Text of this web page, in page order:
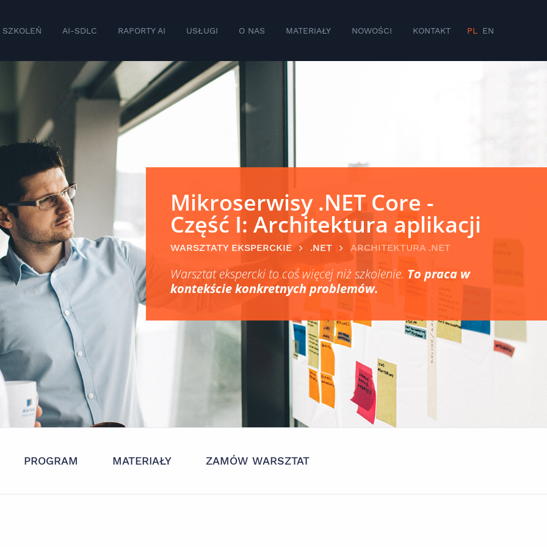
SZKOLEŃ AI-SDLC RAPORTY AI USŁUGI O NAS MATERIAŁY NOWOŚCI KONTAKT PL EN
Mikroserwisy .NET Core -
Część I: Architektura aplikacji
WARSZTATY EKSPERCKIE .NET ARCHITEKTURA .NET
Warsztat ekspercki to coś więcej niż szkolenie. To praca w
kontekście konkretnych problemów.
PROGRAM MATERIAŁY ZAMÓW WARSZTAT